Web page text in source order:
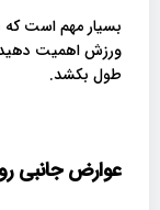
بسیار مهم است
طول بکشد.
عوارض جانبی